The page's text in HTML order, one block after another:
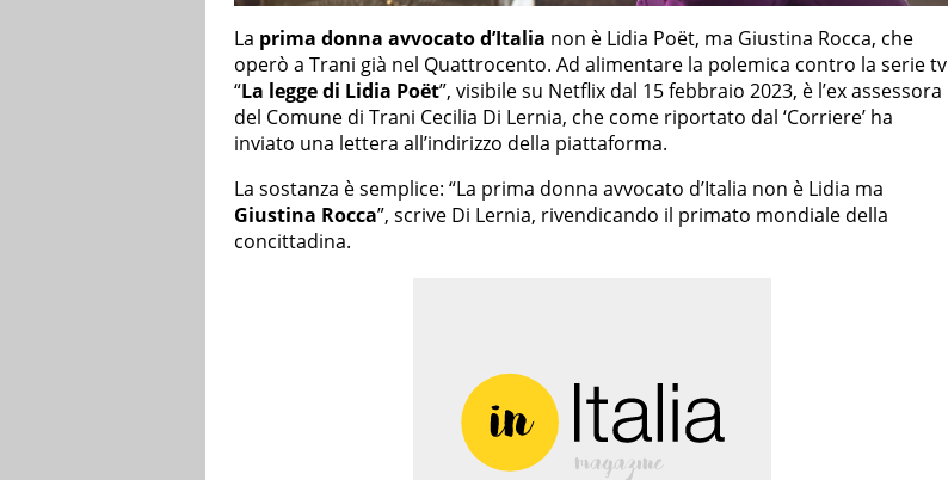
La prima donna avvocato d’Italia non è Lidia Poët, ma Giustina Rocca, che
operò a Trani già nel Quattrocento. Ad alimentare la polemica contro la serie tv
“La legge di Lidia Poët”, visibile su Netflix dal 15 febbraio 2023, è l’ex assessora
del Comune di Trani Cecilia Di Lernia, che come riportato dal ‘Corriere’ ha
inviato una lettera all’indirizzo della piattaforma.
La sostanza è semplice: “La prima donna avvocato d’Italia non è Lidia ma
Giustina Rocca”, scrive Di Lernia, rivendicando il primato mondiale della
concittadina.